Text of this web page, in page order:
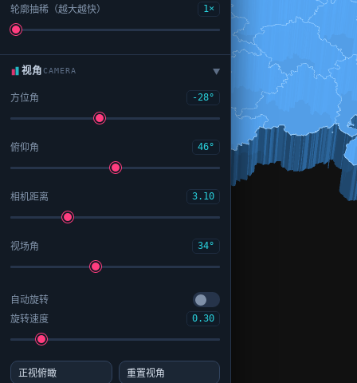
轮廓抽稀（越大越快） 1×
视角CAMERA ▶
方位角 -28°
俯仰角 46°
相机距离 3.10
视场角 34°
自动旋转
旋转速度
0.30
正视俯瞰 重置视角